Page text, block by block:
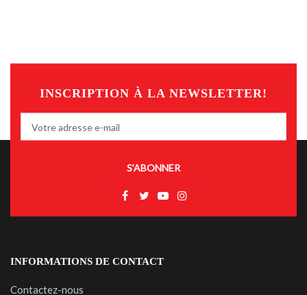
INSCRIPTION À LA NEWSLETTER!
S’ABONNER
INFORMATIONS DE CONTACT
Contactez-nous